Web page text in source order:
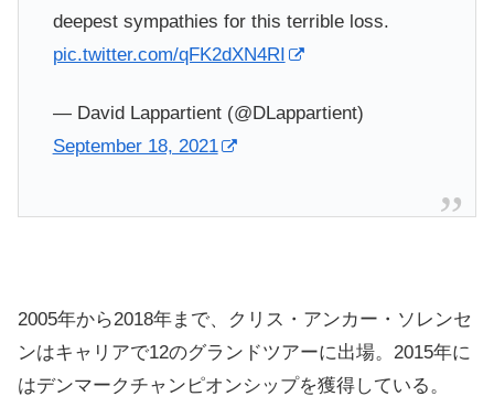
deepest sympathies for this terrible loss.
pic.twitter.com/qFK2dXN4RI
— David Lappartient (@DLappartient)
September 18, 2021
2005年から2018年まで、クリス・アンカー・ソレンセ
ンはキャリアで12のグランドツアーに出場。2015年に
はデンマークチャンピオンシップを獲得している。